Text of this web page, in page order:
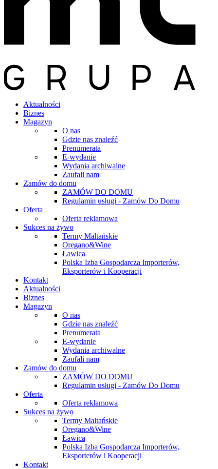
Aktualności
Biznes
Magazyn
O nas
Gdzie nas znaleźć
Prenumerata
E-wydanie
Wydania archiwalne
Zaufali nam
Zamów do domu
ZAMÓW DO DOMU
Regulamin usługi - Zamów Do Domu
Oferta
Oferta reklamowa
Sukces na żywo
Termy Maltańskie
Oregano&Wine
Ławica
Polska Izba Gospodarcza Importerów,
Eksporterów i Kooperacji
Kontakt
Aktualności
Biznes
Magazyn
O nas
Gdzie nas znaleźć
Prenumerata
E-wydanie
Wydania archiwalne
Zaufali nam
Zamów do domu
ZAMÓW DO DOMU
Regulamin usługi - Zamów Do Domu
Oferta
Oferta reklamowa
Sukces na żywo
Termy Maltańskie
Oregano&Wine
Ławica
Polska Izba Gospodarcza Importerów,
Eksporterów i Kooperacji
Kontakt